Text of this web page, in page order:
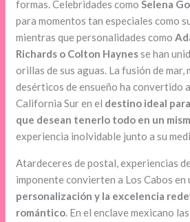
formas. Celebridades comoSelena
para momentos tan especiales como
mientras que personalidades como
Richards o Colton Haynesse han
orillas de sus aguas. La fusión de mar,
desérticos de ensueño ha convertido
California Sur en el destino ideal
que desean tenerlo todo en un
experiencia inolvidable junto a su
Atardeceres de postal, experiencias
imponente convierten a Los Cabos en
personalización y la excelencia
romántico. En el enclave mexicano